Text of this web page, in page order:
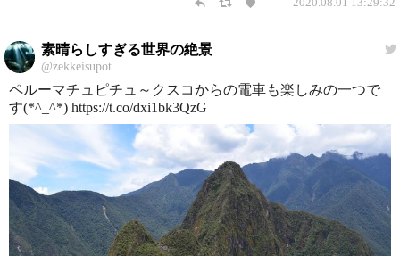
素晴らしすぎる世界の絶景
@zekkeisupot
ペルーマチュピチュ～クスコからの電車も楽しみの一つで
す(*^_^*) https://t.co/dxi1bk3QzG